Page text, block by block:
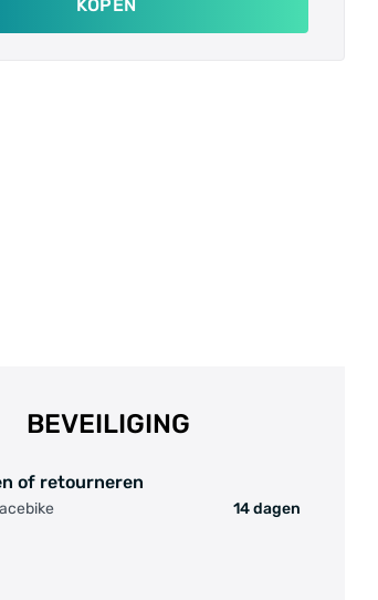
E-Tube app kunt u de gegevens
display wilt zien, aanpassen. Dit
KOPEN
BEVEILIGING
of retourneren
14 dagen